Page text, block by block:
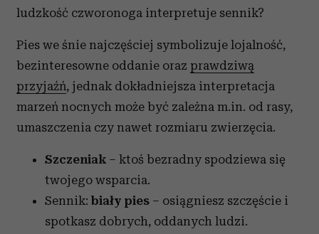
ludzkość czworonoga interpretuje sennik?
Pies we śnie najczęściej symbolizuje lojalność,
bezinteresowne oddanie oraz prawdziwą
przyjaźń, jednak dokładniejsza interpretacja
marzeń nocnych może być zależna m.in. od rasy,
umaszczenia czy nawet rozmiaru zwierzęcia.
Szczeniak – ktoś bezradny spodziewa się
twojego wsparcia.
Sennik: biały pies – osiągniesz szczęście i
spotkasz dobrych, oddanych ludzi.